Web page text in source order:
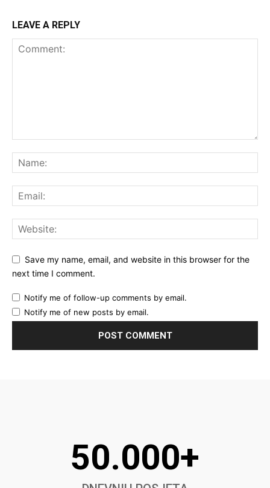
LEAVE A REPLY
Save my name, email, and website in this browser for the
next time I comment.
Notify me of follow-up comments by email.
Notify me of new posts by email.
50.000+